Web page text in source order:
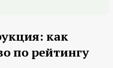
как
по рейтингу